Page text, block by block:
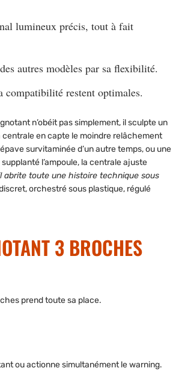
lumineux précis, tout à fait
autres modèles par sa flexibilité.
compatibilité restent optimales.
n’obéit pas simplement, il sculpte un
centrale en capte le moindre relâchement
survitaminée d’un autre temps, ou une
l’ampoule, la centrale ajuste
abrite toute une histoire technique sous
orchestré sous plastique, régulé
3 BROCHES
prend toute sa place.
ou actionne simultanément le warning.